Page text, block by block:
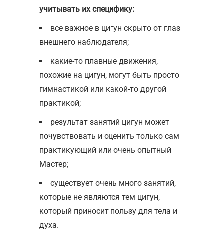
учитывать их специфику:
все важное в цигун скрыто от глаз
внешнего наблюдателя;
какие-то плавные движения,
похожие на цигун, могут быть просто
гимнастикой или какой-то другой
практикой;
результат занятий цигун может
почувствовать и оценить только сам
практикующий или очень опытный
Мастер;
существует очень много занятий,
которые не являются тем цигун,
который приносит пользу для тела и
духа.